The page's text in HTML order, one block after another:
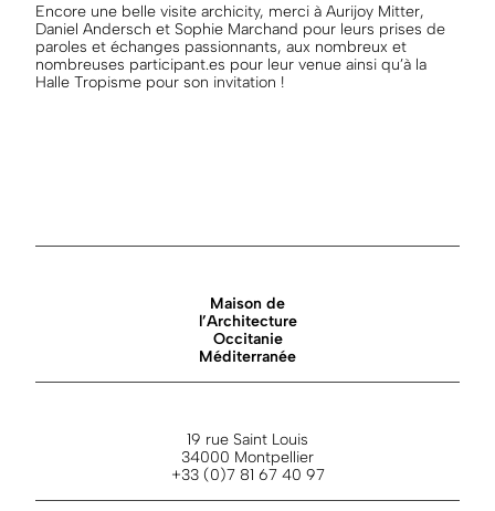
Encore une belle visite archicity, merci à Aurijoy Mitter,
Daniel Andersch et Sophie Marchand pour leurs prises de
paroles et échanges passionnants, aux nombreux et
nombreuses participant.es pour leur venue ainsi qu’à la
Halle Tropisme pour son invitation !
Maison de
l’Architecture
Occitanie
Méditerranée
19 rue Saint Louis
34000 Montpellier
+33 (0)7 81 67 40 97